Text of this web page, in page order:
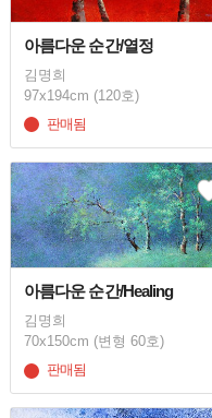
아름다운 순간/열정
김명희
97x194cm (120호)
판매됨
아름다운 순간/Healing
김명희
70x150cm (변형 60호)
판매됨